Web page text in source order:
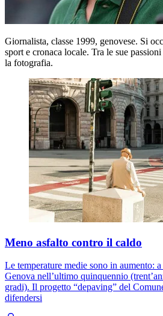
Giornalista, classe 1999, genovese. Si
sport e cronaca locale. Tra le sue
la fotografia.
Meno asfalto contro il caldo
Le temperature medie sono in aumento:
Genova nell’ultimo quinquennio
gradi). Il progetto “depaving” del
difendersi